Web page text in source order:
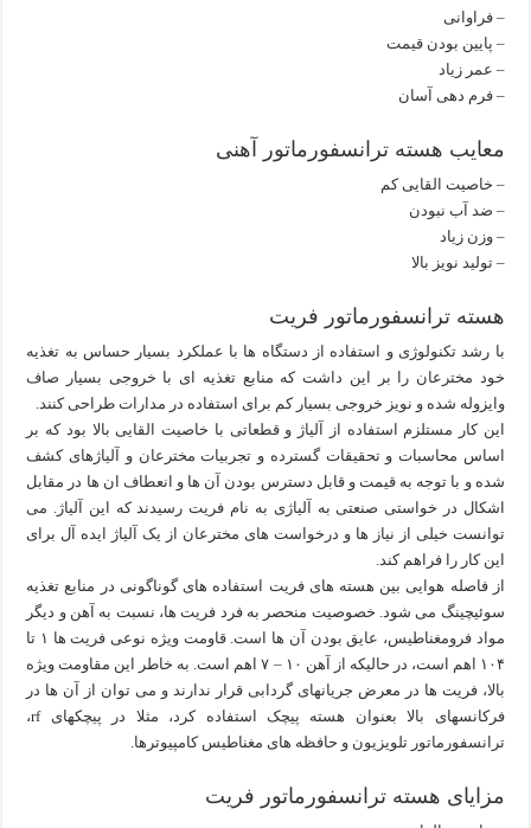
– فراوانی
– پایین بودن قیمت
– عمر زیاد
– فرم دهی آسان
معایب هسته ترانسفورماتور آهنی
– خاصیت القایی کم
– ضد آب نبودن
– وزن زیاد
– تولید نویز بالا
هسته ترانسفورماتور فریت
با رشد تکنولوﮊی و استفاده از دستگاه ها با عملکرد بسیار حساس به تغذیه
خود مخترعان را بر این داشت که منابع تغذیه ای با خروجی بسیار صاف
وایزوله شده و نویز خروجی بسیار کم برای استفاده در مدارات طراحی کنند.
این کار مستلزم استفاده از آلیاﮊ و قطعاتی با خاصیت القایی بالا بود که بر
اساس محاسبات و تحقیقات گسترده و تجربیات مخترعان و آلیاﮊهای کشف
شده و با توجه به قیمت و قابل دسترس بودن آن ها و انعطاف ان ها در مقابل
اشکال در خواستی صنعتی به آلیاﮊی به نام فریت رسیدند که این آلیاﮊ. می
توانست خیلی از نیاز ها و درخواست های مخترعان از یک آلیاﮊ ایده آل برای
این کار را فراهم کند.
از فاصله هوایی بین هسته های فریت استفاده های گوناگونی در منابع تغذیه
سوئیچینگ می شود. خصوصیت منحصر به فرد فریت ها، نسبت به آهن و دیگر
مواد فرومغناطیس، عایق بودن آن ها است. قاومت ویژه نوعی فریت ها ۱ تا
۱۰۴ اهم است، در حالیکه از آهن ۱۰ – ۷ اهم است. به خاطر این مقاومت ویژه
بالا، فریت ها در معرض جریانهای گردابی قرار ندارند و می توان از آن ها در
فرکانسهای بالا بعنوان هسته پیچک استفاده کرد، مثلا در پیچکهای rf،
ترانسفورماتور تلویزیون و حافظه های مغناطیس کامپیوترها.
مزایای هسته ترانسفورماتور فریت